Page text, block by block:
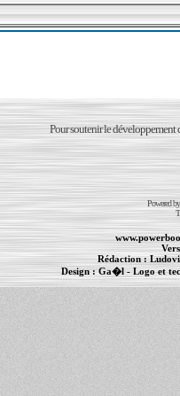
Pour soutenir le développement
Powered
Rédaction :
Design : Ga�l- Logo et
-MacBook Pro